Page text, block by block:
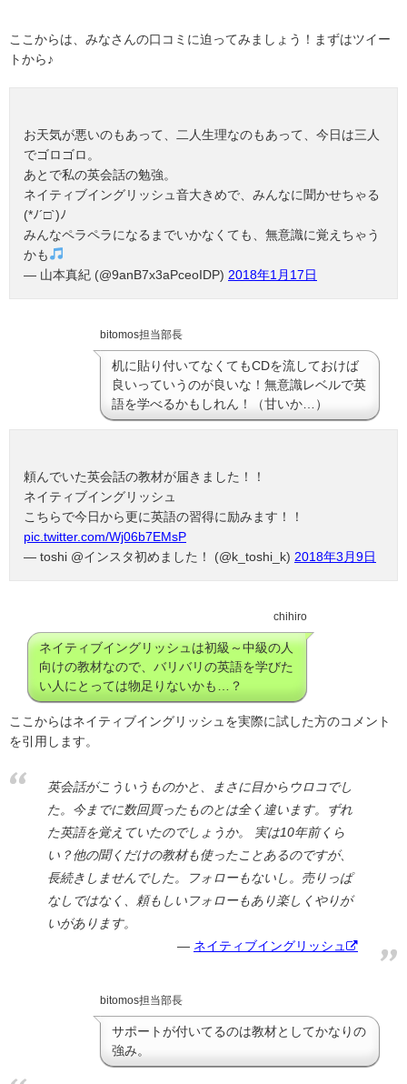
ここからは、みなさんの口コミに迫ってみましょう！まずはツイー
トから♪
お天気が悪いのもあって、二人生理なのもあって、今日は三人
でゴロゴロ。
あとで私の英会話の勉強。
ネイティブイングリッシュ音大きめで、みんなに聞かせちゃる
(*ﾉ´□`)ﾉ
みんなペラペラになるまでいかなくても、無意識に覚えちゃう
かも
— 山本真紀 (@9anB7x3aPceoIDP) 2018年1月17日
bitomos担当部長
机に貼り付いてなくてもCDを流しておけば
良いっていうのが良いな！無意識レベルで英
語を学べるかもしれん！（甘いか…）
頼んでいた英会話の教材が届きました！！
ネイティブイングリッシュ
こちらで今日から更に英語の習得に励みます！！
pic.twitter.com/Wj06b7EMsP
— toshi @インスタ初めました！ (@k_toshi_k) 2018年3月9日
chihiro
ネイティブイングリッシュは初級～中級の人
向けの教材なので、バリバリの英語を学びた
い人にとっては物足りないかも…？
ここからはネイティブイングリッシュを実際に試した方のコメント
を引用します。
英会話がこういうものかと、まさに目からウロコでし
た。今までに数回買ったものとは全く違います。ずれ
た英語を覚えていたのでしょうか。 実は10年前くら
い？他の聞くだけの教材も使ったことあるのですが、
長続きしませんでした。フォローもないし。売りっぱ
なしではなく、頼もしいフォローもあり楽しくやりが
いがあります。
ネイティブイングリッシュ
bitomos担当部長
サポートが付いてるのは教材としてかなりの
強み。